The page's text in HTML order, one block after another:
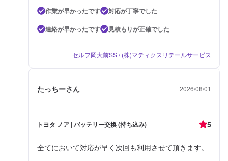
作業が早かったです
対応が丁寧でした
連絡が早かったです
見積もりが正確でした
セルフ岡大前SS / (株)マティクスリテールサービス
たっちーさん 2026/08/01
トヨタ ノア | バッテリー交換 (持ち込み) 5
全てにおいて対応が早く次回も利用させて頂きます。